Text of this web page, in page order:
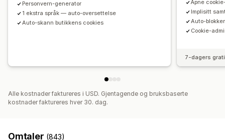
Personvern-generator
1 ekstra språk — auto-oversettelse
Auto-skann butikkens cookies
Åpne
Implisitt
Auto-
Cookie-
7-dagers
Alle kostnader faktureres i USD. Gjentagende og bruksbaserte
kostnader faktureres hver 30. dag.
Omtaler (843)